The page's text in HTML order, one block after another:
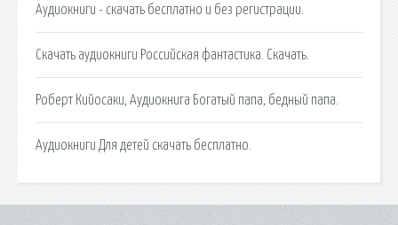
Аудиокниги - скачать бесплатно и без регистрации.
Скачать аудиокниги Российская фантастика. Скачать.
Роберт Кийосаки, Аудиокнига Богатый папа, бедный папа.
Аудиокниги Для детей скачать бесплатно.